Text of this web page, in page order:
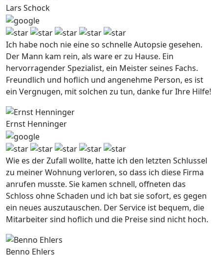
Lars Schock
Ich habe noch nie eine so schnelle Autopsie gesehen.
Der Mann kam rein, als ware er zu Hause. Ein
hervorragender Spezialist, ein Meister seines Fachs.
Freundlich und hoflich und angenehme Person, es ist
ein Vergnugen, mit solchen zu tun, danke fur Ihre Hilfe!
Ernst Henninger
Wie es der Zufall wollte, hatte ich den letzten Schlussel
zu meiner Wohnung verloren, so dass ich diese Firma
anrufen musste. Sie kamen schnell, offneten das
Schloss ohne Schaden und ich bat sie sofort, es gegen
ein neues auszutauschen. Der Service ist bequem, die
Mitarbeiter sind hoflich und die Preise sind nicht hoch.
Benno Ehlers